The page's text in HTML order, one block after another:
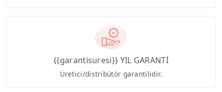
{{garantisuresi}} YIL GARANTİ
Üretici/distribütör garantilidir.